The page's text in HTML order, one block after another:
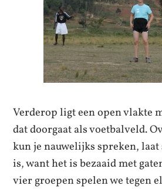
Verderop ligt een open vlakte
dat doorgaat als voetbalveld.
kun je nauwelijks spreken, laat
is, want het is bezaaid met
vier groepen spelen we tegen